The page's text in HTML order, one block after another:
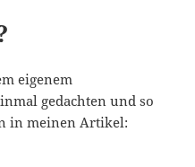
eigenem
gedachten und so
in meinen Artikel: